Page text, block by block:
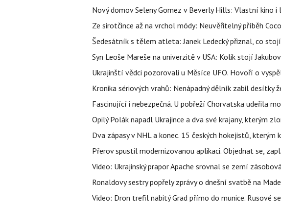
Nový domov Seleny Gomez v Beverly Hills: Vlastní kino i
Ze sirotčince až na vrchol módy: Neuvěřitelný příběh
Šedesátník s tělem atleta: Janek Ledecký přiznal, co
Syn Leoše Mareše na univerzitě v USA: Kolik stojí
Ukrajinští vědci pozorovali u Měsíce UFO. Hovoří o
Kronika sériových vrahů: Nenápadný dělník zabil desítky
Fascinující i nebezpečná. U pobřeží Chorvatska udeřila
Opilý Polák napadl Ukrajince a dva své krajany, kterým
Dva zápasy v NHL a konec. 15 českých hokejistů,
Přerov spustil modernizovanou aplikaci. Objednat se,
Video: Ukrajinský prapor Apache srovnal se zemí
Ronaldovy sestry popřely zprávy o dnešní svatbě na
Video: Dron trefil nabitý Grad přímo do munice. Rusové